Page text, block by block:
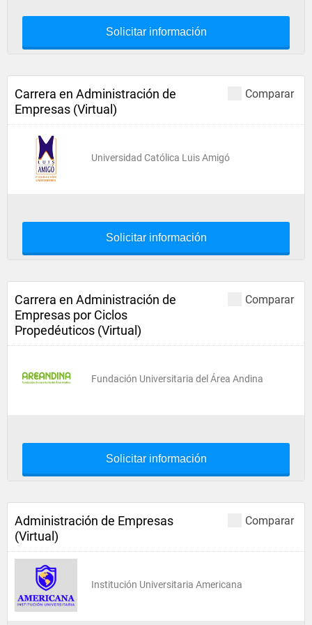
Solicitar información
Comparar
Carrera en Administración de
Empresas (Virtual)
Universidad Católica Luis Amigó
Solicitar información
Comparar
Carrera en Administración de
Empresas por Ciclos
Propedéuticos (Virtual)
Fundación Universitaria del Área Andina
Solicitar información
Comparar
Administración de Empresas
(Virtual)
Institución Universitaria Americana